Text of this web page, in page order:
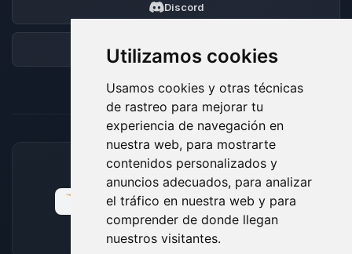
Utilizamos cookies
Usamos cookies y otras técnicas
de rastreo para mejorar tu
experiencia de navegación en
nuestra web, para mostrarte
contenidos personalizados y
anuncios adecuados, para analizar
el tráfico en nuestra web y para
comprender de donde llegan
nuestros visitantes.
Discord
Foro
MÉTODOS DE PAGO ACEPTADOS